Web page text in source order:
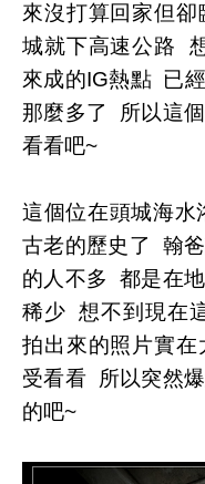
來沒打算回家但
城就下高速公路
來成的IG熱點 已
那麼多了 所以這
看看吧~
這個位在頭城海水
古老的歷史了 翰
的人不多 都是在
稀少 想不到現在
拍出來的照片實
受看看 所以突然
的吧~